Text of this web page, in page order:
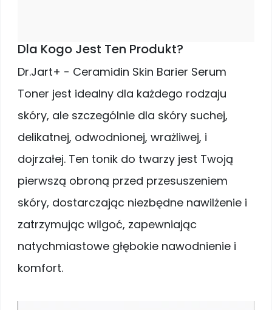
Dla Kogo Jest Ten Produkt?
Dr.Jart+ - Ceramidin Skin Barier Serum
Toner jest idealny dla każdego rodzaju
skóry, ale szczególnie dla skóry suchej,
delikatnej, odwodnionej, wrażliwej, i
dojrzałej. Ten tonik do twarzy jest Twoją
pierwszą obroną przed przesuszeniem
skóry, dostarczając niezbędne nawilżenie i
zatrzymując wilgoć, zapewniając
natychmiastowe głębokie nawodnienie i
komfort.